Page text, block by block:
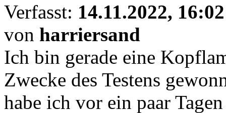
Verfasst: 14.11.2022, 16:02
von harriersand
Ich bin gerade eine
Zwecke des Testens
habe ich vor ein paar